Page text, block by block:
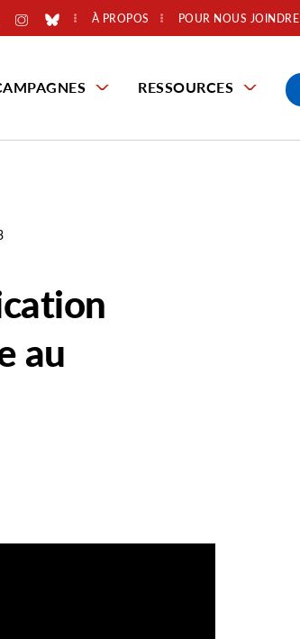
À PROPOS POUR NOUS JOINDRE
RESSOURCES
au